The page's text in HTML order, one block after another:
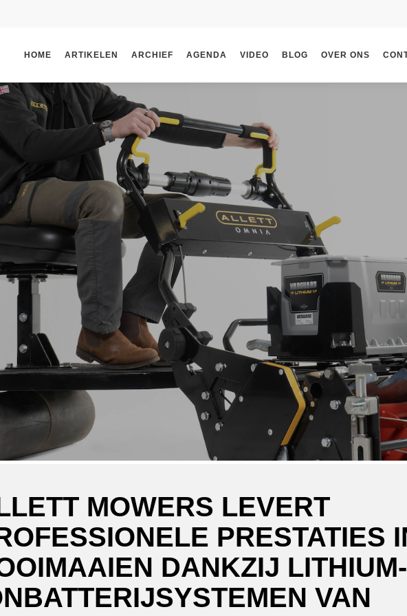
HOME ARTIKELEN ARCHIEF AGENDA VIDEO BLOG OVER ONS
MOWERS LEVERT
PRESTATIES
DANKZIJ LITHIUM-
VAN